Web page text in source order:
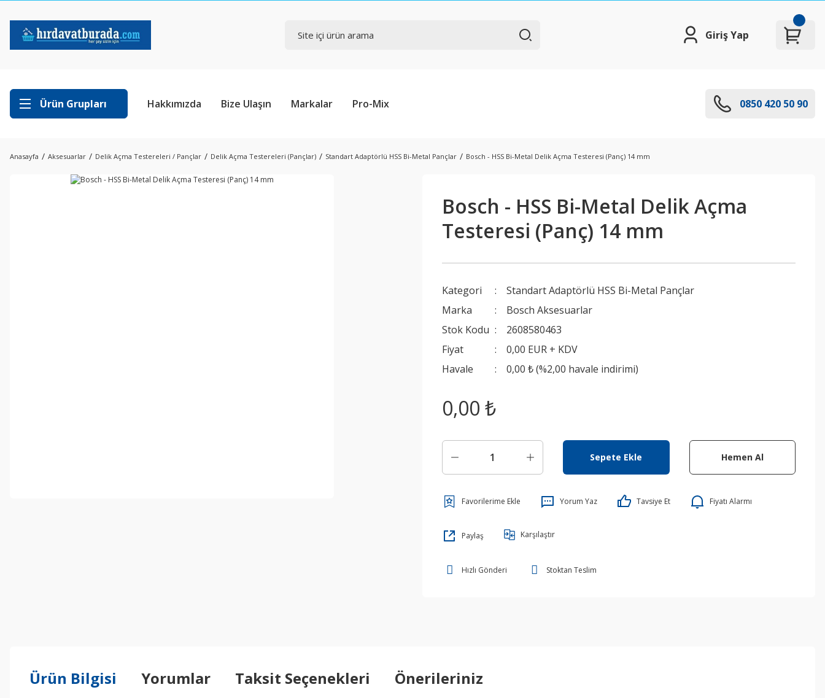
Giriş Yap
Ürün Grupları Hakkımızda Bize Ulaşın Markalar Pro-Mix 0850 420 50 90
Anasayfa Aksesuarlar Delik Açma Testereleri / Pançlar Delik Açma Testereleri (Pançlar) Standart Adaptörlü HSS Bi-Metal Pançlar Bosch - HSS Bi-Metal Delik Açma Testeresi (Panç) 14 mm
Bosch - HSS Bi-Metal Delik Açma
Testeresi (Panç) 14 mm
Kategori
Standart Adaptörlü HSS Bi-Metal Pançlar
Marka
Bosch Aksesuarlar
Stok Kodu
2608580463
Fiyat
0,00 EUR + KDV
Havale
0,00 ₺ (%2,00 havale indirimi)
0,00 ₺
Sepete Ekle Hemen Al
Yorum Yaz Tavsiye Et Fiyatı Alarmı
Paylaş Karşılaştır
Hızlı Gönderi Stoktan Teslim
Ürün Bilgisi Yorumlar Taksit Seçenekleri Önerileriniz